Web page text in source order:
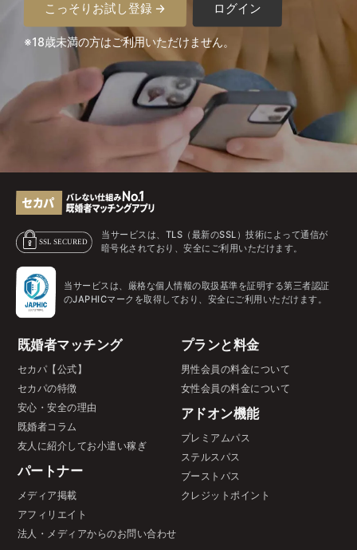
こっそりお試し登録 → ログイン
※18歳未満の方はご利用いただけません。
当サービスは、TLS（最新のSSL）技術によって通信が
暗号化されており、安全にご利用いただけます。
当サービスは、厳格な個人情報の取扱基準を証明する第三者認証
のJAPHICマークを取得しており、安全にご利用いただけます。
既婚者マッチング
セカパ【公式】
セカパの特徴
安心・安全の理由
既婚者コラム
友人に紹介してお小遣い稼ぎ
パートナー
メディア掲載
アフィリエイト
法人・メディアからのお問い合わせ
プランと料金
男性会員の料金について
女性会員の料金について
アドオン機能
プレミアムパス
ステルスパス
ブーストパス
クレジットポイント